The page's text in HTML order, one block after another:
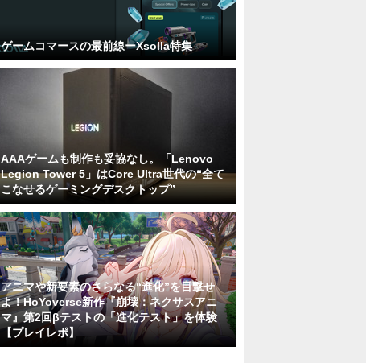
ゲームコマースの最前線ーXsolla特集
AAAゲームも制作も妥協なし。「Lenovo
Legion Tower 5」はCore Ultra世代の“全て
こなせるゲーミングデスクトップ”
アニマや新要素のさらなる“進化”を目撃せ
よ！HoYoverse新作『崩壊：ネクサスアニ
マ』第2回βテストの「進化テスト」を体験
【プレイレポ】